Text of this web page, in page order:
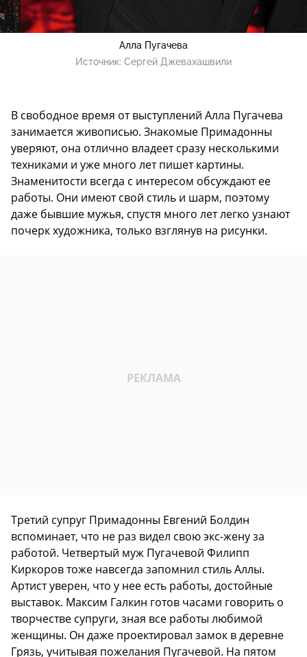
Алла Пугачева
Источник: Сергей Джевахашвили
В свободное время от выступлений Алла Пугачева
занимается живописью. Знакомые Примадонны
уверяют, она отлично владеет сразу несколькими
техниками и уже много лет пишет картины.
Знаменитости всегда с интересом обсуждают ее
работы. Они имеют свой стиль и шарм, поэтому
даже бывшие мужья, спустя много лет легко узнают
почерк художника, только взглянув на рисунки.
Третий супруг Примадонны Евгений Болдин
вспоминает, что не раз видел свою экс-жену за
работой. Четвертый муж Пугачевой Филипп
Киркоров тоже навсегда запомнил стиль Аллы.
Артист уверен, что у нее есть работы, достойные
выставок. Максим Галкин готов часами говорить о
творчестве супруги, зная все работы любимой
женщины. Он даже проектировал замок в деревне
Грязь, учитывая пожелания Пугачевой. На пятом